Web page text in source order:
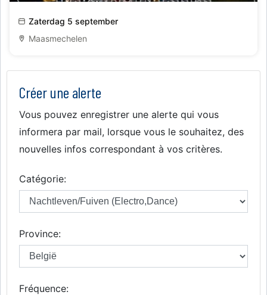
Boum Outdoor – Hét dancefestival aan de Maas in
Belgisch Limburg
Zaterdag 5 september
Maasmechelen
Créer une alerte
Vous pouvez enregistrer une alerte qui vous
informera par mail, lorsque vous le souhaitez, des
nouvelles infos correspondant à vos critères.
Catégorie:
Province:
Fréquence: